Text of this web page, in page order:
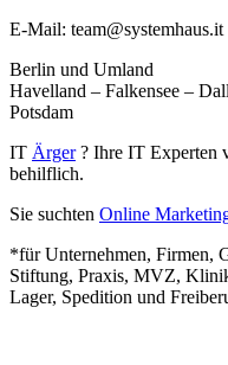
E-Mail: team@systemhaus.it
Berlin und Umland
Havelland – Falkensee –
Potsdam
IT Ärger? Ihre IT Experten
behilflich.
Sie suchten Online
*für Unternehmen, Firmen,
Stiftung, Praxis, MVZ,
Lager, Spedition und